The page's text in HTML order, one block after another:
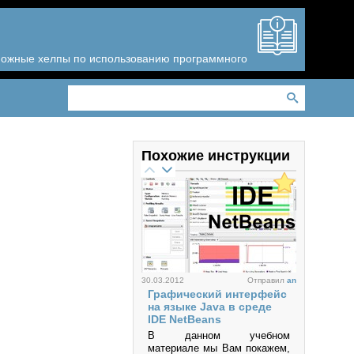
хелпы по использованию программного
Похожие инструкции
30.03.2012 Отправил an
Графический интерфейс
на языке Java в среде
IDE NetBeans
В данном учебном
материале мы Вам покажем,